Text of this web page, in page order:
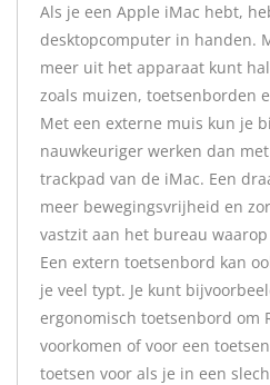
Als je een Apple iMac hebt,
desktopcomputer in handen.
meer uit het apparaat kunt
zoals muizen, toetsenborden
Met een externe muis kun je
nauwkeuriger werken dan
trackpad van de iMac. Een
meer bewegingsvrijheid en
vastzit aan het bureau
Een extern toetsenbord kan
je veel typt. Je kunt
ergonomisch toetsenbord om
voorkomen of voor een
toetsen voor als je in een